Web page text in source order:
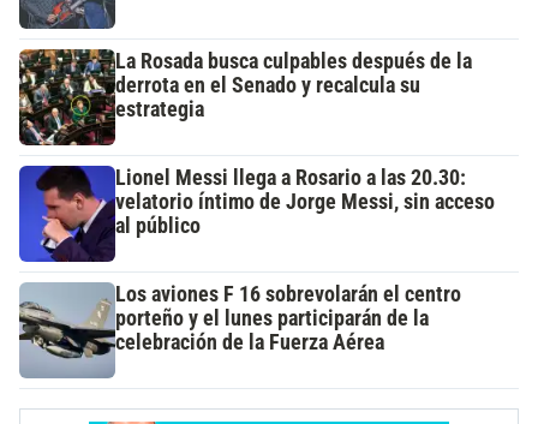
La Rosada busca culpables después de la
derrota en el Senado y recalcula su
estrategia
Lionel Messi llega a Rosario a las 20.30:
velatorio íntimo de Jorge Messi, sin acceso
al público
Los aviones F 16 sobrevolarán el centro
porteño y el lunes participarán de la
celebración de la Fuerza Aérea